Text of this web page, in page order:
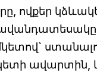
ովքեր
ավարտին,